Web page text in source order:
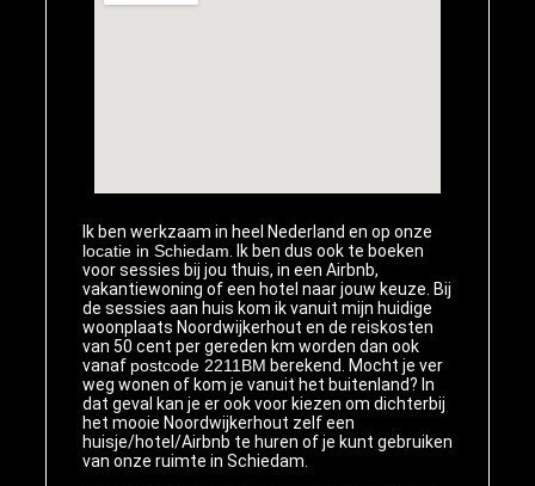
Ik ben werkzaam in heel Nederland en op onze
locatie in Schiedam . Ik ben dus ook te boeken
voor sessies bij jou thuis, in een Airbnb,
vakantiewoning of een hotel naar jouw keuze. Bij
de sessies aan huis kom ik vanuit mijn huidige
woonplaats Noordwijkerhout en de reiskosten
van 50 cent per gereden km worden dan ook
vanaf postcode 2211BM berekend. Mocht je ver
weg wonen of kom je vanuit het buitenland? In
dat geval kan je er ook voor kiezen om dichterbij
het mooie Noordwijkerhout zelf een
huisje/hotel/Airbnb te huren of je kunt gebruiken
van onze ruimte in Schiedam.